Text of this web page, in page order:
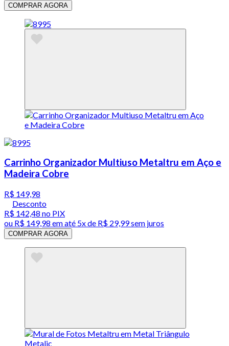
COMPRAR AGORA
Carrinho Organizador Multiuso Metaltru em Aço e
Madeira Cobre
R$ 149,98
Desconto
R$ 142,48 no PIX
ou R$ 149,98 em até 5x de R$ 29,99 sem juros
COMPRAR AGORA